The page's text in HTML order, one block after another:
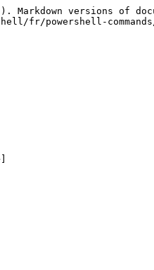
versions of
fr/powershell-commands/